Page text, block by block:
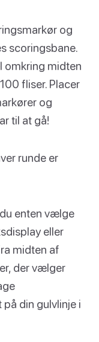
og
scoringsbane.
omkring midten
fliser. Placer
og
til at gå!
runde er
enten vælge
eller
midten af
der vælger
din gulvlinje i